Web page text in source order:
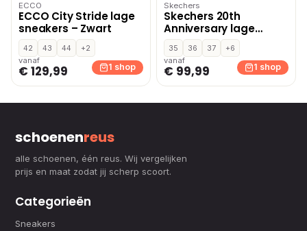
ECCO
ECCO City Stride lage
sneakers – Zwart
42 43 44
+2
vanaf
€ 129,99 1 shop
Skechers
Skechers 20th
Anniversary lage
sneakers – Zwart
35 36 37
+6
vanaf
€ 99,99 1 shop
schoenenreus
alle schoenen, één reus. Wij vergelijken
prijs en maat zodat jij scherp scoort.
Categorieën
Sneakers